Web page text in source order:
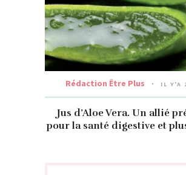
Rédaction Être Plus IL Y'A
Jus d’Aloe Vera. Un allié
pour la santé digestive et